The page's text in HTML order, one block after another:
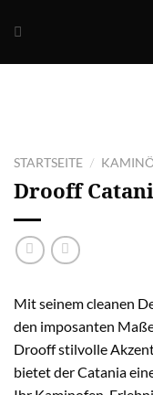
STARTSEITE /
Drooff
Mit seinem cleanen
den imposanten
Drooff stilvolle
bietet der Catania